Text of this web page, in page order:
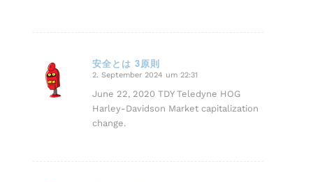
安全とは 3原則
sagte:
2. September 2024 um 22:31
June 22, 2020 TDY Teledyne HOG
Harley-Davidson Market capitalization
change.